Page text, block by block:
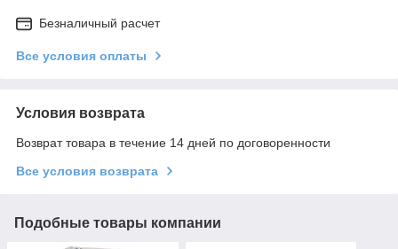
Безналичный расчет
Все условия оплаты
Условия возврата
Возврат товара в течение 14 дней по договоренности
Все условия возврата
Подобные товары компании